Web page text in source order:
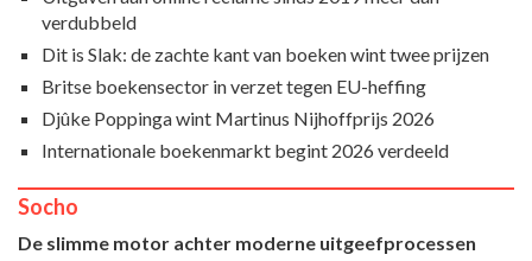
verdubbeld
Dit is Slak: de zachte kant van boeken wint twee prijzen
Britse boekensector in verzet tegen EU-heffing
Djûke Poppinga wint Martinus Nijhoffprijs 2026
Internationale boekenmarkt begint 2026 verdeeld
Socho
De slimme motor achter moderne uitgeefprocessen